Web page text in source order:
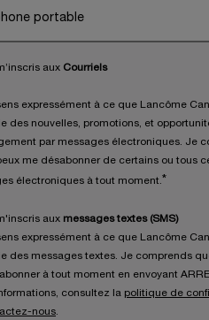
portable
aux Courriels
expressément à ce que Lancôme
des nouvelles, promotions, et
par messages électroniques. Je
me désabonner de certains ou tous
électroniques à tout moment. *
aux messages textes (SMS)
expressément à ce que Lancôme
des messages textes. Je comprends
à tout moment en envoyant
consultez la politique de
nous